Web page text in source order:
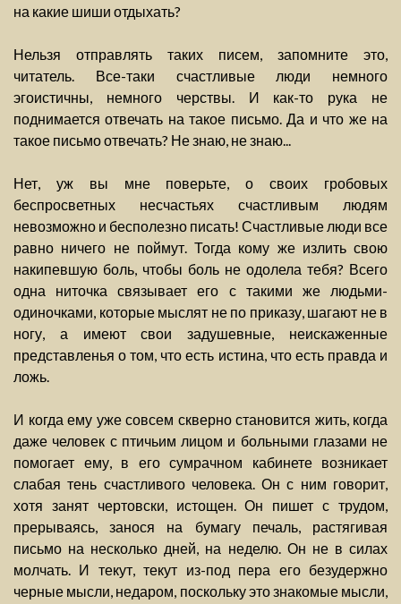
на какие шиши отдыхать?
Нельзя отправлять таких писем, запомните это,
читатель. Все-таки счастливые люди немного
эгоистичны, немного черствы. И как-то рука не
поднимается отвечать на такое письмо. Да и что же на
такое письмо отвечать? Не знаю, не знаю...
Нет, уж вы мне поверьте, о своих гробовых
беспросветных несчастьях счастливым людям
невозможно и бесполезно писать! Счастливые люди все
равно ничего не поймут. Тогда кому же излить свою
накипевшую боль, чтобы боль не одолела тебя? Всего
одна ниточка связывает его с такими же людьми-
одиночками, которые мыслят не по приказу, шагают не в
ногу, а имеют свои задушевные, неискаженные
представленья о том, что есть истина, что есть правда и
ложь.
И когда ему уже совсем скверно становится жить, когда
даже человек с птичьим лицом и больными глазами не
помогает ему, в его сумрачном кабинете возникает
слабая тень счастливого человека. Он с ним говорит,
хотя занят чертовски, истощен. Он пишет с трудом,
прерываясь, занося на бумагу печаль, растягивая
письмо на несколько дней, на неделю. Он не в силах
молчать. И текут, текут из-под пера его безудержно
черные мысли, недаром, поскольку это знакомые мысли,